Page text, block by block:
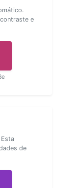
e
de